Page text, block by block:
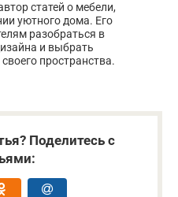
статей о мебели,
уютного дома. Его
разобраться в
и выбрать
пространства.
Поделитесь с